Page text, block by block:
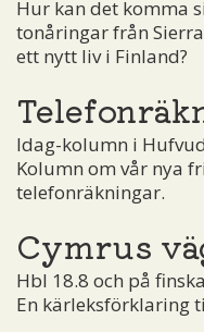
Hur kan det komma
tonåringar från
ett nytt liv i Finland?
Idag-kolumn i
Kolumn om vår nya
telefonräkningar.
Cymrus
Hbl 18.8 och på
En kärleksförklaring